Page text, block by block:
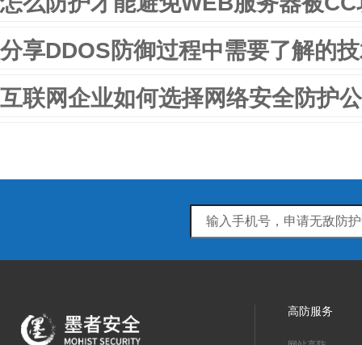
分享DDOS防御过程中需要了解的
互联网企业如何选择网络安全防护
高防服务